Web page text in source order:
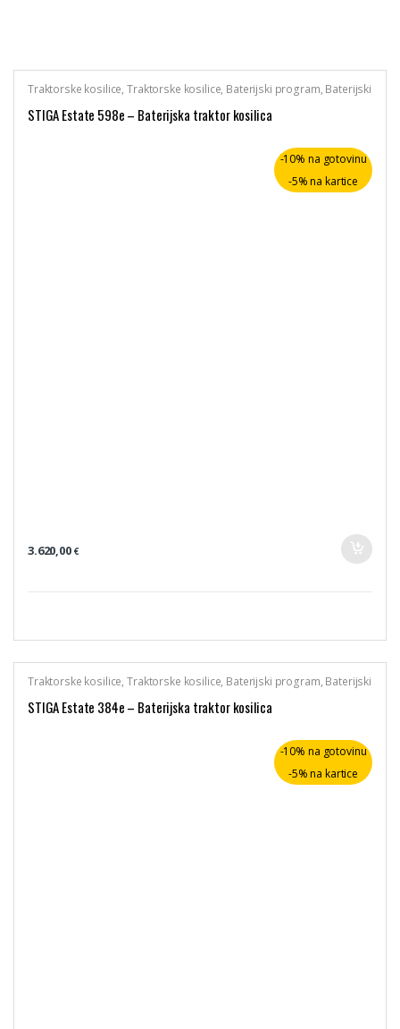
Traktorske kosilice,Traktorske kosilice, Baterijski program, Baterijski
STIGA Estate 598e – Baterijska traktor kosilica
-10% na gotovinu
-5% na kartice
3.620,00 €
Traktorske kosilice,Traktorske kosilice, Baterijski program, Baterijski
STIGA Estate 384e – Baterijska traktor kosilica
-10% na gotovinu
-5% na kartice